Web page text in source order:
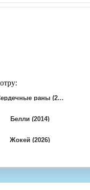
раны (2...
Белли (2014)
Жокей (2026)